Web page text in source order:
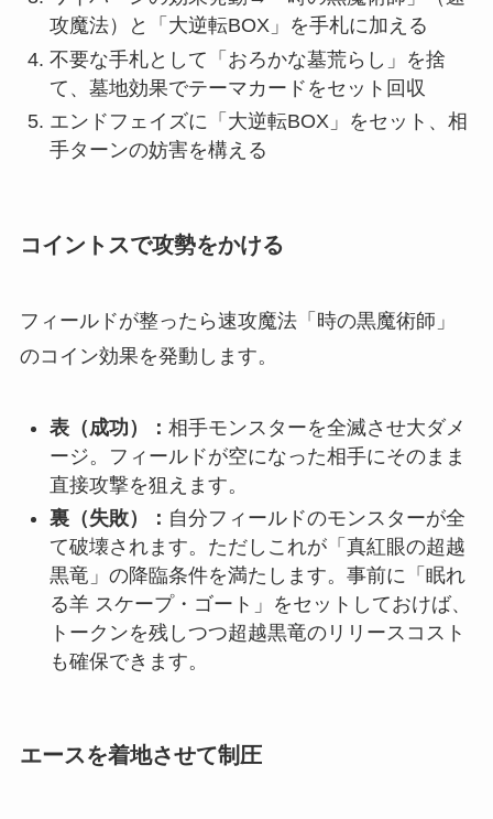
攻魔法）と「大逆転BOX」を手札に加える
不要な手札として「おろかな墓荒らし」を捨
て、墓地効果でテーマカードをセット回収
エンドフェイズに「大逆転BOX」をセット、相
手ターンの妨害を構える
コイントスで攻勢をかける
フィールドが整ったら速攻魔法「時の黒魔術師」
のコイン効果を発動します。
表（成功）： 相手モンスターを全滅させ大ダメ
ージ。フィールドが空になった相手にそのまま
直接攻撃を狙えます。
裏（失敗）： 自分フィールドのモンスターが全
て破壊されます。ただしこれが「真紅眼の超越
黒竜」の降臨条件を満たします。事前に「眠れ
る羊 スケープ・ゴート」をセットしておけば、
トークンを残しつつ超越黒竜のリリースコスト
も確保できます。
エースを着地させて制圧